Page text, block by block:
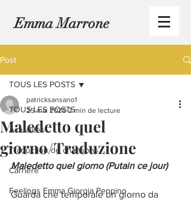
Emma Marrone
Post
TOUS LES POSTS
Actualités
Traduction de chansons
Carrière
Feelings Emma Giorgia Peppino
TOUS LES POSTS
Maledetto quel
giorno/Traduzione
patricksansano1
25 mai 2020 2 min de lecture
Maledetto quel giorno (Putain ce jour)
Guarda che temporale un giorno da